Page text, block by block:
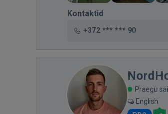
Kontaktid
+372 *** *** 90
Praegu
English